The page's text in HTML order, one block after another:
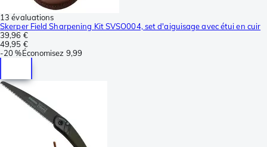
13 évaluations
Skerper Field Sharpening Kit SVSO004, set d'aiguisage avec étui en cuir
39,96 €
49,95 €
-20 %Économisez 9,99